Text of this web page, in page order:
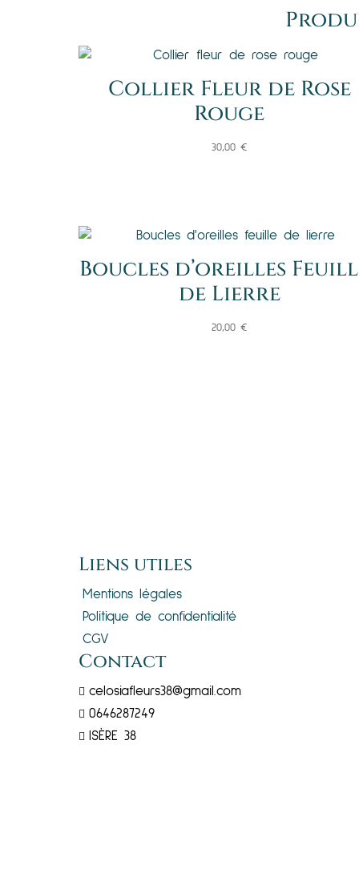
de
MauvesCollier Fleur de Rose
Rouge
30,00€
Boucles d’oreilles
de Lierre
20,00€
Liens utiles
Mentions légales
Politique de confidentialité
CGV
Contact
 celosiafleurs38@gmail.com
 0646287249
 ISÈRE 38